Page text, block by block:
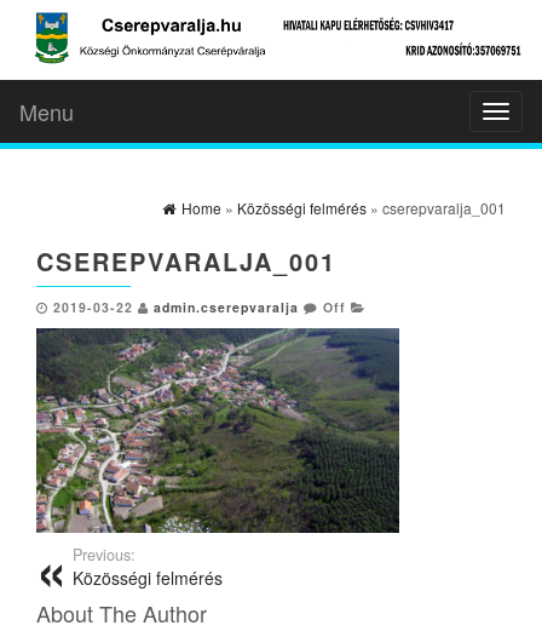
Menu
Home » Közösségi felmérés » cserepvaralja_001
CSEREPVARALJA_001
2019-03-22 admin.cserepvaralja Off
Previous:
Közösségi felmérés
About The Author